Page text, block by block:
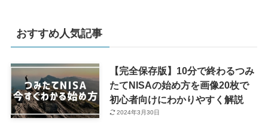
おすすめ人気記事
【完全保存版】10分で終わるつみ
たてNISAの始め方を画像20枚で
初心者向けにわかりやすく解説
2024年3月30日